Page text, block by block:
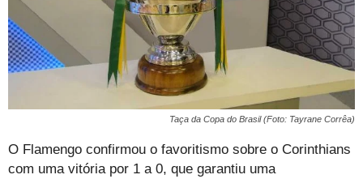
Taça da Copa do Brasil (Foto: Tayrane Corrêa)
O Flamengo confirmou o favoritismo sobre o Corinthians
com uma vitória por 1 a 0, que garantiu uma